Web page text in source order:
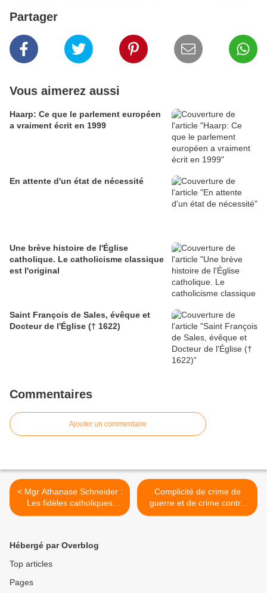
Partager
Vous aimerez aussi
Haarp: Ce que le parlement européen
a vraiment écrit en 1999
En attente d'un état de nécessité
Une brève histoire de l'Église
catholique. Le catholicisme classique
est l'original
Saint François de Sales, évêque et
Docteur de l'Église († 1622)
Commentaires
Ajouter un commentaire
< Mgr Athanase Schneider :
Les fidèles catholiques
doivent témoigner aux
martyre
Complicité de crime de
guerre et de crime contre
l'humanité ? Une Ong
Hébergé par Overblog
Top articles
Pages